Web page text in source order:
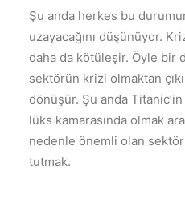
Şu anda herkes bu
uzayacağını düşünüyor.
daha da kötüleşir. Öyle bir
sektörün krizi olmaktan
dönüşür. Şu anda
lüks kamarasında olmak
nedenle önemli olan
tutmak.